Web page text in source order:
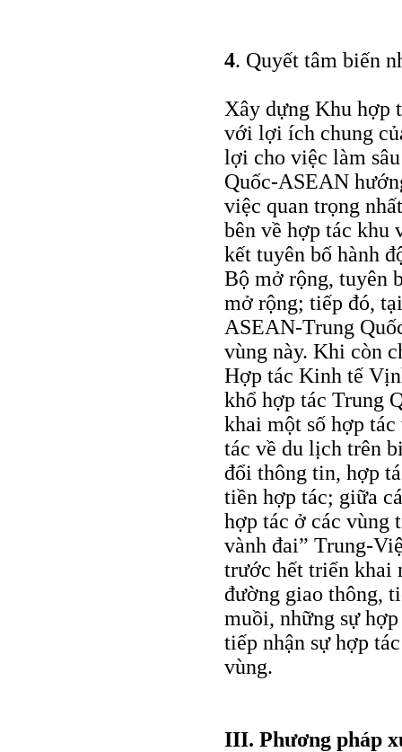
4. Quyết tâm biến
Xây dựng Khu hợp
với lợi ích chung
lợi cho việc làm
Quốc-ASEAN
việc quan trọng
bên về hợp tác khu
kết tuyên bố hành
Bộ mở rộng, tuyên
mở rộng; tiếp đó,
ASEAN-Trung
vùng này. Khi còn
Hợp tác Kinh tế
khổ hợp tác Trung
khai một số hợp tác
tác về du lịch trên
đổi thông tin, hợp
tiền hợp tác; giữa
hợp tác ở các vùng
vành đai” Trung-
trước hết triển khai
đường giao thông,
muồi, những sự
tiếp nhận sự hợp
vùng.
III. Phương pháp